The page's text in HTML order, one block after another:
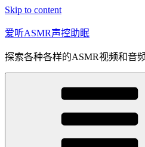
Skip to content
爱听ASMR声控助眠
探索各种各样的ASMR视频和音